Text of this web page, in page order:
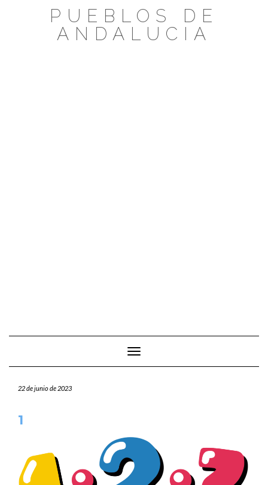
PUEBLOS DE
ANDALUCIA
Cambiar modo de navegación
22 de junio de 2023
1